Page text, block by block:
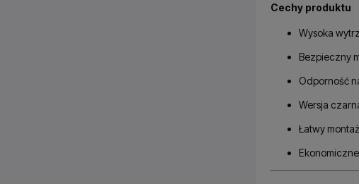
Cechy produktu
Wysoka
Bezpieczny
Odporność
Wersja
Łatwy